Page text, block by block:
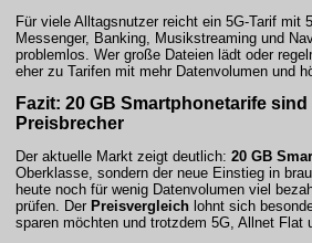
Für viele Alltagsnutzer reicht ein 5G-Tarif mit
Messenger, Banking, Musikstreaming und
problemlos. Wer große Dateien lädt oder
eher zu Tarifen mit mehr Datenvolumen und
Fazit: 20 GB Smartphonetarife
Preisbrecher
Der aktuelle Markt zeigt deutlich: 20 GB
Oberklasse, sondern der neue Einstieg in
heute noch für wenig Datenvolumen viel
prüfen. Der Preisvergleich lohnt sich
sparen möchten und trotzdem 5G, Allnet Flat